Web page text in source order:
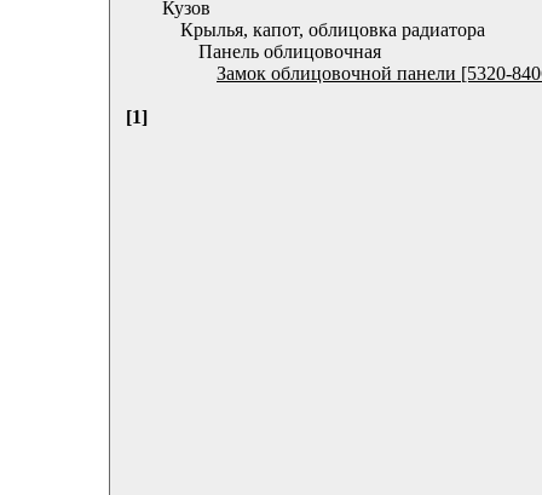
Кузов
Крылья, капот, облицовка радиатора
Панель облицовочная
Замок облицовочной панели [5320-
[1]